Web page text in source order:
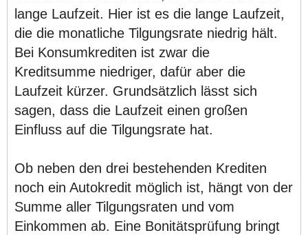
lange Laufzeit. Hier ist es die lange Laufzeit,
die die monatliche Tilgungsrate niedrig hält.
Bei Konsumkrediten ist zwar die
Kreditsumme niedriger, dafür aber die
Laufzeit kürzer. Grundsätzlich lässt sich
sagen, dass die Laufzeit einen großen
Einfluss auf die Tilgungsrate hat.
Ob neben den drei bestehenden Krediten
noch ein Autokredit möglich ist, hängt von der
Summe aller Tilgungsraten und vom
Einkommen ab. Eine Bonitätsprüfung bringt